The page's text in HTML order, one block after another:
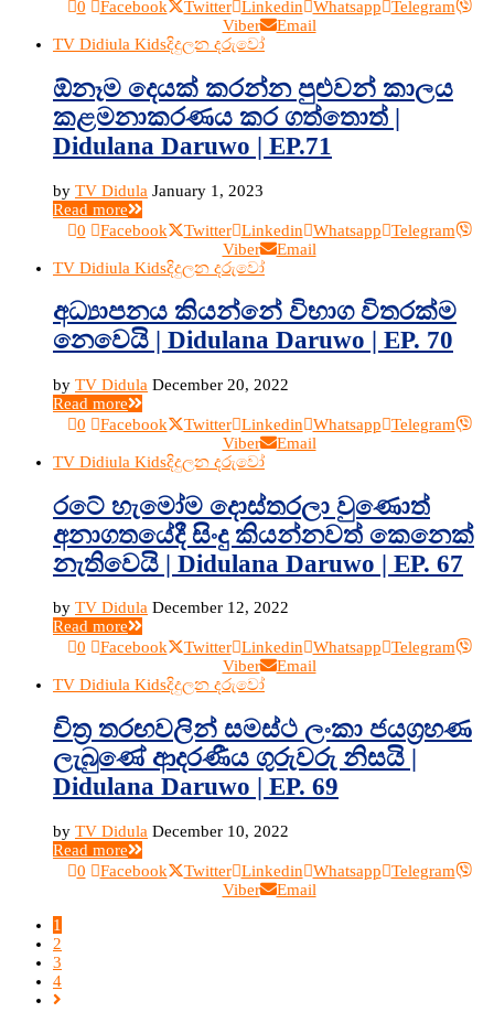
0
Facebook Twitter Linkedin Whatsapp
Telegram
Viber
Email
TV Didiula Kidsදිදුලන දරුවෝ
ඕනෑම දෙයක් කරන්න පුළුවන් කාලය
කළමනාකරණය කර ගත්තොත් |
Didulana Daruwo | EP.71
by TV Didula January 1, 2023
Read more
0
Facebook Twitter Linkedin Whatsapp
Telegram
Viber
Email
TV Didiula Kidsදිදුලන දරුවෝ
අධ්‍යාපනය කියන්නේ විභාග විතරක්ම
නෙවෙයි | Didulana Daruwo | EP. 70
by TV Didula December 20, 2022
Read more
0
Facebook Twitter Linkedin Whatsapp
Telegram
Viber
Email
TV Didiula Kidsදිදුලන දරුවෝ
රටේ හැමෝම දොස්තරලා වුණොත්
අනාගතයේදී සිංදු කියන්නවත් කෙනෙක්
නැතිවෙයි | Didulana Daruwo | EP. 67
by TV Didula December 12, 2022
Read more
0
Facebook Twitter Linkedin Whatsapp
Telegram
Viber
Email
TV Didiula Kidsදිදුලන දරුවෝ
චිත්‍ර තරඟවලින් සමස්ථ ලංකා ජයග්‍රහණ
ලැබුණේ ආදරණීය ගුරුවරු නිසයි |
Didulana Daruwo | EP. 69
by TV Didula December 10, 2022
Read more
0
Facebook Twitter Linkedin Whatsapp
Telegram
Viber
Email
1
2
3
4